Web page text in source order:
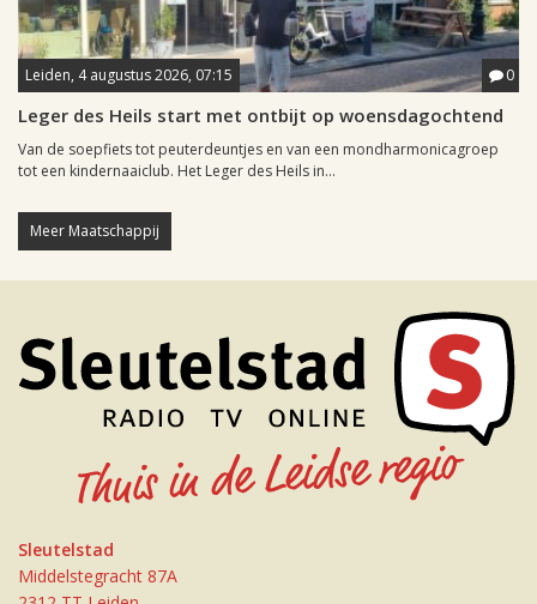
Leiden, 4 augustus 2026, 07:15 0
Leger des Heils start met ontbijt op woensdagochtend
Van de soepfiets tot peuterdeuntjes en van een mondharmonicagroep
tot een kindernaaiclub. Het Leger des Heils in...
Meer Maatschappij
Sleutelstad
Middelstegracht 87A